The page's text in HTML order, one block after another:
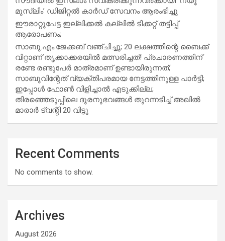
മുസ്ലിം’ ഡിജിറ്റല്‍ കാര്‍ഡ് സേവനം ആരംഭിച്ചു
ഈരാറ്റുപേട്ട ഇല്ലിക്കൽ കല്ലിൽ ടിക്കറ്റ് തട്ടിപ്പ്
ആരോപണം;
സാബു.എം.ജേക്കബ് വഞ്ചിച്ചു; 20 ലക്ഷത്തിന്റെ ബൈക്ക്
വിറ്റാണ് തൃക്കാക്കരയില്‍ മത്സരിച്ചത്! പ്രചാരണത്തിന്
രണ്ടേ രണ്ടുപേര്‍ മാത്രമാണ് ഉണ്ടായിരുന്നത്;
സാബുവിന്റേത് വ്യക്തിപരമായ നേട്ടത്തിനുള്ള പാര്‍ട്ടി;
ഇപ്പോള്‍ ഫോണ്‍ വിളിച്ചാല്‍ എടുക്കില്ല;
തിരഞ്ഞെടുപ്പിലെ ദുരനുഭവങ്ങള്‍ തുറന്നടിച്ച് അഖില്‍
മാരാര്‍ ട്വന്റി 20 വിട്ടു
Recent Comments
No comments to show.
Archives
August 2026